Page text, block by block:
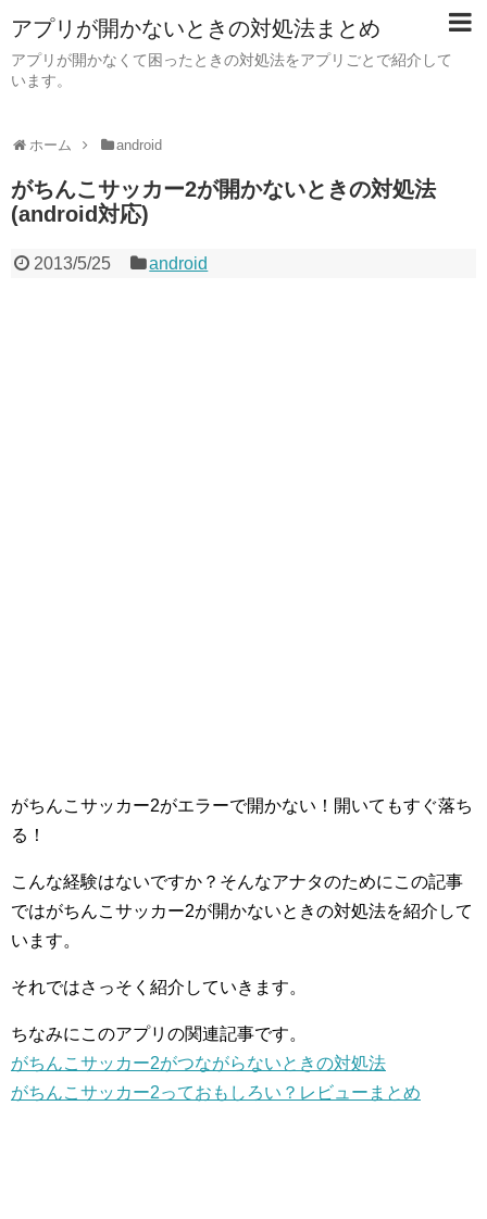
アプリが開かないときの対処法まとめ
アプリが開かなくて困ったときの対処法をアプリごとで紹介して
います。
ホーム android
がちんこサッカー2が開かないときの対処法
(android対応)
2013/5/25 android
がちんこサッカー2がエラーで開かない！開いてもすぐ落ち
る！
こんな経験はないですか？そんなアナタのためにこの記事
ではがちんこサッカー2が開かないときの対処法を紹介して
います。
それではさっそく紹介していきます。
ちなみにこのアプリの関連記事です。
がちんこサッカー2がつながらないときの対処法
がちんこサッカー2っておもしろい？レビューまとめ